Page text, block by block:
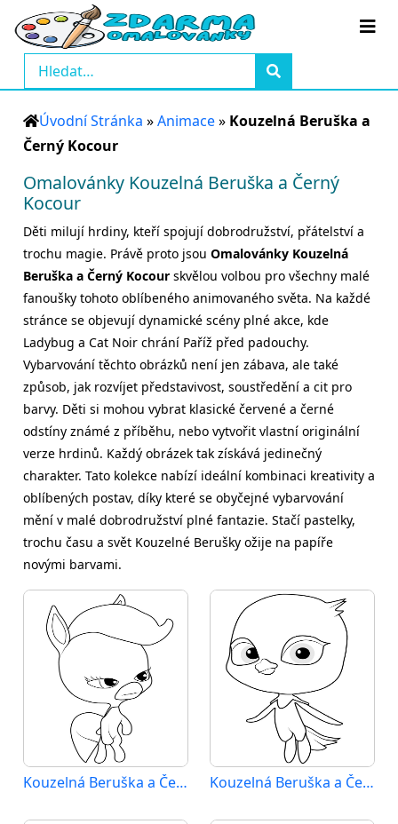
Úvodní Stránka »Animace» Kouzelná Beruška a
Černý Kocour
Omalovánky Kouzelná Beruška a Černý
Kocour
Děti milují hrdiny, kteří spojují dobrodružství, přátelství a
trochu magie. Právě proto jsou Omalovánky Kouzelná
Beruška a Černý Kocour skvělou volbou pro všechny malé
fanoušky tohoto oblíbeného animovaného světa. Na každé
stránce se objevují dynamické scény plné akce, kde
Ladybug a Cat Noir chrání Paříž před padouchy.
Vybarvování těchto obrázků není jen zábava, ale také
způsob, jak rozvíjet představivost, soustředění a cit pro
barvy. Děti si mohou vybrat klasické červené a černé
odstíny známé z příběhu, nebo vytvořit vlastní originální
verze hrdinů. Každý obrázek tak získává jedinečný
charakter. Tato kolekce nabízí ideální kombinaci kreativity a
oblíbených postav, díky které se obyčejné vybarvování
mění v malé dobrodružství plné fantazie. Stačí pastelky,
trochu času a svět Kouzelné Berušky ožije na papíře
novými barvami.
Kouzelná Beruška a Černý Kocour (1) Kouzelná Beruška a Černý Kocour (2)